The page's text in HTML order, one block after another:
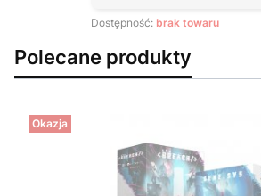
Dostępność: brak towaru
Polecane produkty
Okazja